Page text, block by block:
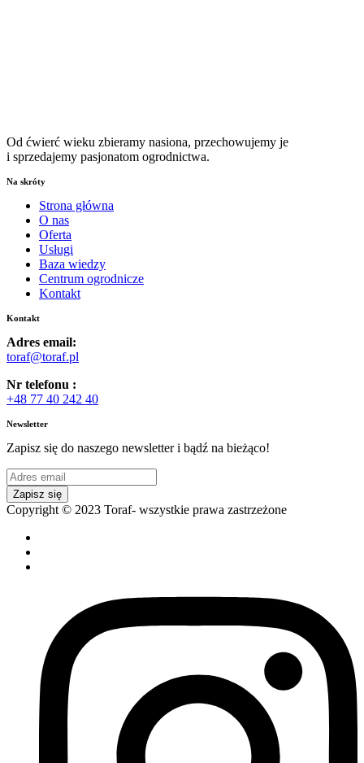
Od ćwierć wieku zbieramy nasiona, przechowujemy je
i sprzedajemy pasjonatom ogrodnictwa.
Na skróty
Strona główna
O nas
Oferta
Usługi
Baza wiedzy
Centrum ogrodnicze
Kontakt
Kontakt
Adres email:
toraf@toraf.pl
Nr telefonu :
+48 77 40 242 40
Newsletter
Zapisz się do naszego newsletter i bądź na bieżąco!
Zapisz się
Copyright © 2023 Toraf- wszystkie prawa zastrzeżone